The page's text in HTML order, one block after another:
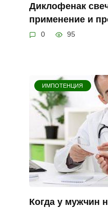
Диклофенак
применение и
0 95
ИМПОТЕНЦИЯ
Когда у мужчин